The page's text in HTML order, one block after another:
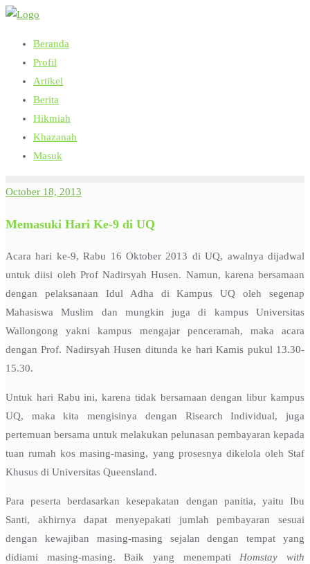
Skip
content
Beranda
Profil
Artikel
Berita
Hikmiah
Khazanah
Masuk
October 18, 2013
Memasuki Hari Ke-9 di UQ
Acara hari ke-9, Rabu 16 Oktober 2013 di UQ, awalnya dijadwal
untuk diisi oleh Prof Nadirsyah Husen. Namun, karena bersamaan
dengan pelaksanaan Idul Adha di Kampus UQ oleh segenap
Mahasiswa Muslim dan mungkin juga di kampus Universitas
Wallongong yakni kampus mengajar penceramah, maka acara
dengan Prof. Nadirsyah Husen ditunda ke hari Kamis pukul 13.30-
15.30.
Untuk hari Rabu ini, karena tidak bersamaan dengan libur kampus
UQ, maka kita mengisinya dengan Risearch Individual, juga
pertemuan bersama untuk melakukan pelunasan pembayaran kepada
tuan rumah kos masing-masing, yang prosesnya dikelola oleh Staf
Khusus di Universitas Queensland.
Para peserta berdasarkan kesepakatan dengan panitia, yaitu Ibu
Santi, akhirnya dapat menyepakati jumlah pembayaran sesuai
dengan kewajiban masing-masing sejalan dengan tempat yang
didiami masing-masing. Baik yang menempati Homstay with